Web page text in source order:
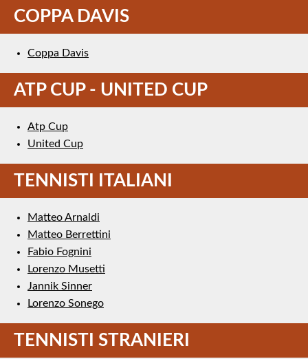
COPPA DAVIS
Coppa Davis
ATP CUP - UNITED CUP
Atp Cup
United Cup
TENNISTI ITALIANI
Matteo Arnaldi
Matteo Berrettini
Fabio Fognini
Lorenzo Musetti
Jannik Sinner
Lorenzo Sonego
TENNISTI STRANIERI